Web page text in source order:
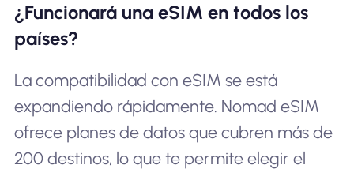
¿Funcionará una eSIM en todos los
países?
La compatibilidad con eSIM se está
expandiendo rápidamente. Nomad eSIM
ofrece planes de datos que cubren más de
200 destinos, lo que te permite elegir el